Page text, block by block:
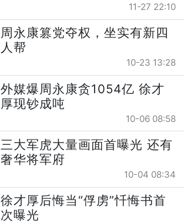
11-27 22:10
周永康篡党夺权，坐实有新四
人帮
10-23 13:28
外媒爆周永康贪1054亿 徐才
厚现钞成吨
10-06 08:58
三大军虎大量画面首曝光 还有
奢华将军府
10-04 08:34
徐才厚后悔当“俘虏”忏悔书首
次曝光